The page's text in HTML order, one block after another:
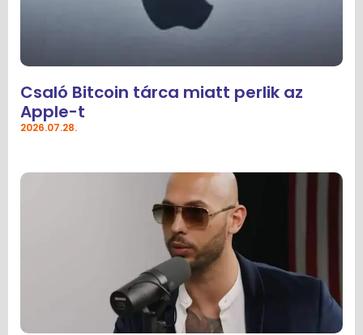
Csaló Bitcoin tárca miatt perlik az
Apple-t
2026.07.28.